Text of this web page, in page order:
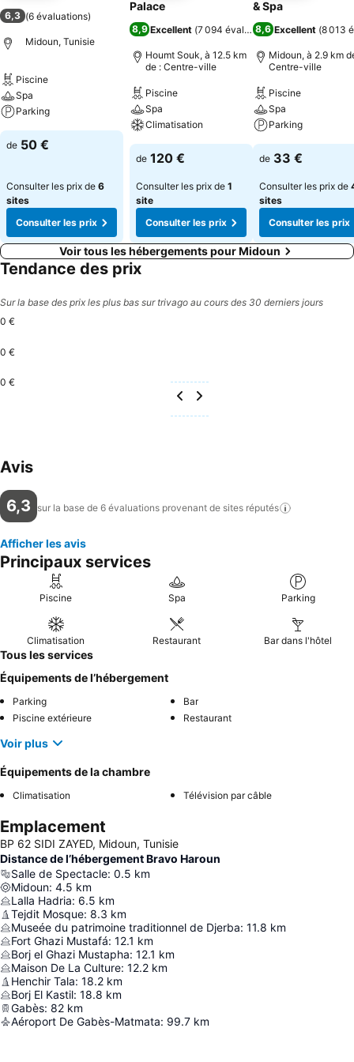
6,3 (6 évaluations)
Midoun, Tunisie
Piscine
Spa
Parking
de 50 €
Consulter les prix de 6
sites
Consulter les prix
Palace
8,9 Excellent (7 094 évaluations)
Houmt Souk, à 12.5 km
de : Centre-ville
Piscine
Spa
Climatisation
de 120 €
Consulter les prix de 1
site
Consulter les prix
& Spa
8,6 Excellent (8 013
Midoun, à 2.9 km
Centre-ville
Piscine
Spa
Parking
de 33 €
Consulter les prix de
sites
Consulter les prix
Voir tous les hébergements pour Midoun
Tendance des prix
Sur la base des prix les plus bas sur trivago au cours des 30 derniers jours
0 €
0 €
0 €
Avis
6,3 sur la base de 6 évaluations provenant de sites réputés
Afficher les avis
Principaux services
Piscine Spa Parking
Climatisation Restaurant Bar dans l'hôtel
Tous les services
Équipements de l’hébergement
Parking
Bar
Piscine extérieure
Restaurant
Voir plus
Équipements de la chambre
Climatisation Télévision par câble
Emplacement
BP 62 SIDI ZAYED, Midoun, Tunisie
Distance de l’hébergement Bravo Haroun
Salle de Spectacle: 0.5 km
Midoun: 4.5 km
Lalla Hadria: 6.5 km
Tejdit Mosque: 8.3 km
Museée du patrimoine traditionnel de Djerba: 11.8 km
Fort Ghazi Mustafá: 12.1 km
Borj el Ghazi Mustapha: 12.1 km
Maison De La Culture: 12.2 km
Henchir Tala: 18.2 km
Borj El Kastil: 18.8 km
Gabès: 82 km
Aéroport De Gabès-Matmata: 99.7 km